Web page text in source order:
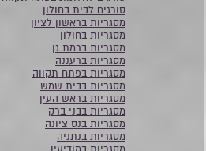
סורגים לבית בחולון
מסגריות בראשון לציון
מסגריות בחולון
מסגריות ברמת גן
מסגריות ברעננה
מסגריות בפתח תקווה
מסגריות בבית שמש
מסגריות בראש העין
מסגריות בבני ברק
מסגריות בנס ציונה
מסגריות בנתניה